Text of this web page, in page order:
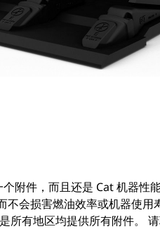
附件，而且还是 Cat 机器性
不会损害燃油效率或机器使
所有地区均提供所有附件。